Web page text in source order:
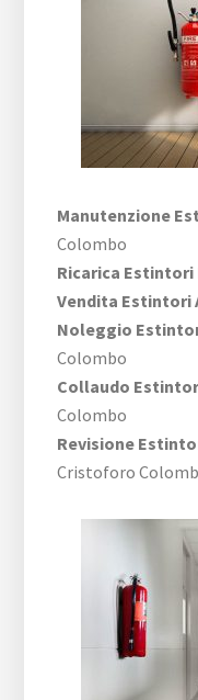
Manutenzione
Colombo
Ricarica Estintori
Vendita Estintori
Noleggio
Colombo
Collaudo
Colombo
Revisione
Cristoforo